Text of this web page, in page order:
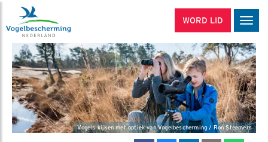
WORD LID
Vogels kijken met optiek van Vogelbescherming / Ron Steemers